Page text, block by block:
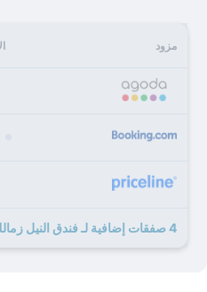
مزود
4 صفقات إضافية لـ فندق النيل زمالك